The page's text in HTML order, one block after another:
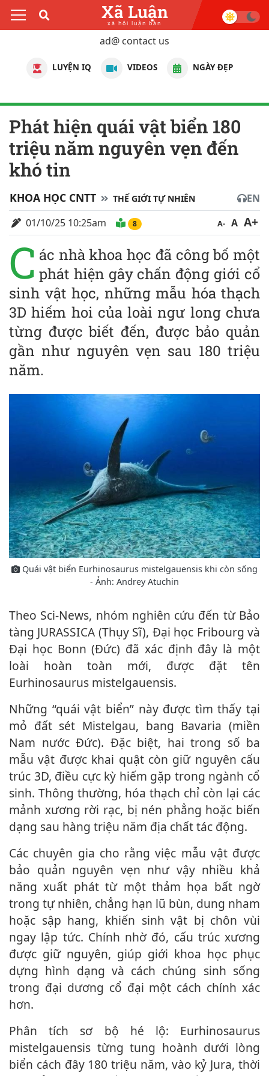
Xã Luận
xã hội luận bàn
ad@ contact us
LUYỆN IQ VIDEOS NGÀY ĐẸP
Phát hiện quái vật biển 180
triệu năm nguyên vẹn đến
khó tin
KHOA HỌC CNTT THẾ GIỚI TỰ NHIÊN
EN
01/10/25 10:25am
8 A- A A+
C ác nhà khoa học đã công bố một
phát hiện gây chấn động giới cổ
sinh vật học, những mẫu hóa thạch
3D hiếm hoi của loài ngư long chưa
từng được biết đến, được bảo quản
gần như nguyên vẹn sau 180 triệu
năm.
Quái vật biển Eurhinosaurus mistelgauensis khi còn sống
- Ảnh: Andrey Atuchin
Theo Sci-News, nhóm nghiên cứu đến từ Bảo
tàng JURASSICA (Thụy Sĩ), Đại học Fribourg và
Đại học Bonn (Đức) đã xác định đây là một
loài hoàn toàn mới, được đặt tên
Eurhinosaurus mistelgauensis.
Những “quái vật biển” này được tìm thấy tại
mỏ đất sét Mistelgau, bang Bavaria (miền
Nam nước Đức). Đặc biệt, hai trong số ba
mẫu vật được khai quật còn giữ nguyên cấu
trúc 3D, điều cực kỳ hiếm gặp trong ngành cổ
sinh. Thông thường, hóa thạch chỉ còn lại các
mảnh xương rời rạc, bị nén phẳng hoặc biến
dạng sau hàng triệu năm địa chất tác động.
Các chuyên gia cho rằng việc mẫu vật được
bảo quản nguyên vẹn như vậy nhiều khả
năng xuất phát từ một thảm họa bất ngờ
trong tự nhiên, chẳng hạn lũ bùn, dung nham
hoặc sập hang, khiến sinh vật bị chôn vùi
ngay lập tức. Chính nhờ đó, cấu trúc xương
được giữ nguyên, giúp giới khoa học phục
dựng hình dạng và cách chúng sinh sống
trong đại dương cổ đại một cách chính xác
hơn.
Phân tích sơ bộ hé lộ: Eurhinosaurus
mistelgauensis từng tung hoành dưới lòng
biển cách đây 180 triệu năm, vào kỷ Jura, thời